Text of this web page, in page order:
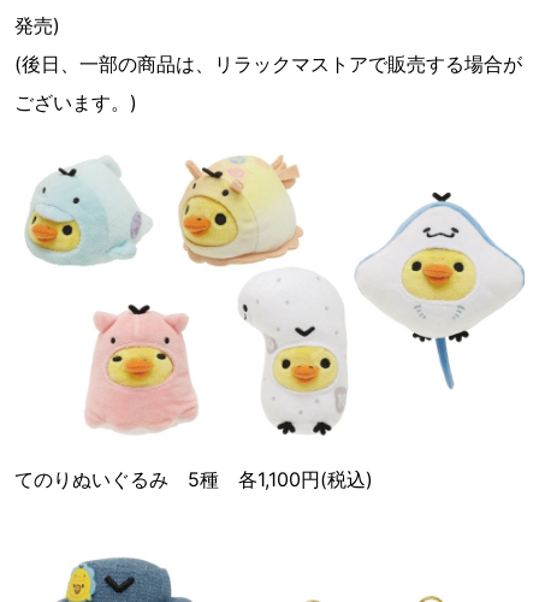
発売)
(後日、一部の商品は、リラックマストアで販売する場合が
ございます。)
てのりぬいぐるみ 5種 各1,100円(税込)